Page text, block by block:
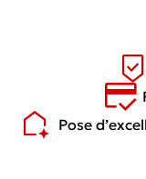
Pose